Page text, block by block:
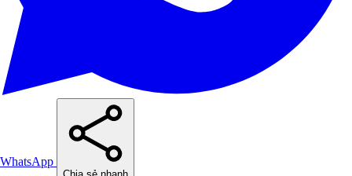
WhatsApp